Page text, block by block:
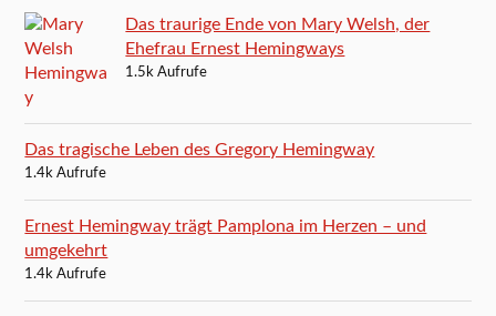
Das traurige Ende von Mary Welsh, der
Ehefrau Ernest Hemingways
1.5k Aufrufe
Das tragische Leben des Gregory Hemingway
1.4k Aufrufe
Ernest Hemingway trägt Pamplona im Herzen – und
umgekehrt
1.4k Aufrufe